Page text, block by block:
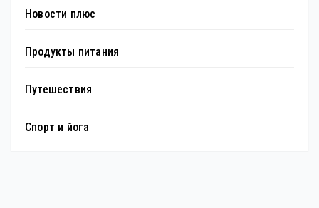
Новости плюс
Продукты питания
Путешествия
Спорт и йога